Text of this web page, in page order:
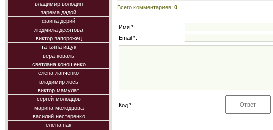
владимир володин
зарема дадой
фаина дерий
людмила десятова
виктор запорожец
татьяна ищук
вера коваль
светлана коношенко
елена лапченко
владимир лось
виктор мамулат
сергей молодцов
марина молодцова
василий нестеренко
елена пак
Всего комментариев: 0
Имя *:
Email *:
Код *: